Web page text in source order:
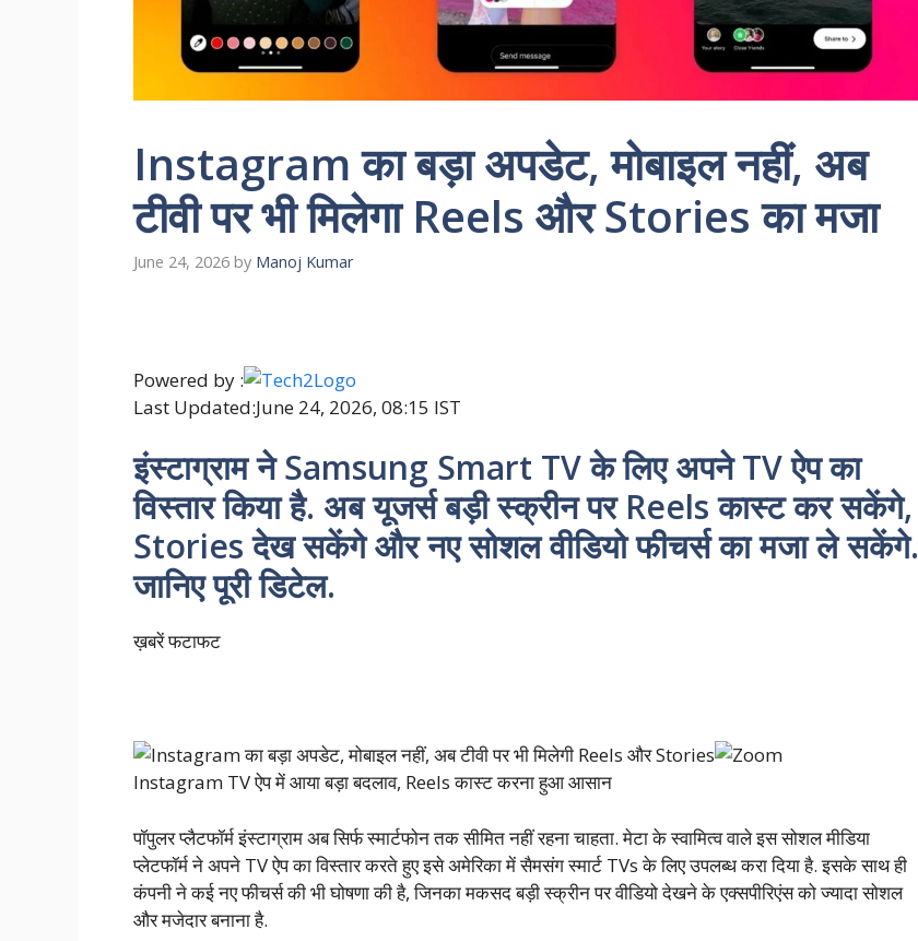
Instagram का बड़ा अपडेट, मोबाइल नहीं, अब
टीवी पर भी मिलेगा Reels और Stories का मजा
June 24, 2026 by Manoj Kumar
Powered by :
Last Updated:June 24, 2026, 08:15 IST
इंस्टाग्राम ने Samsung Smart TV के लिए अपने TV ऐप का
विस्तार किया है. अब यूजर्स बड़ी स्क्रीन पर Reels कास्ट कर सकेंगे,
Stories देख सकेंगे और नए सोशल वीडियो फीचर्स का मजा ले सकेंगे.
जानिए पूरी डिटेल.
ख़बरें फटाफट
Instagram TV ऐप में आया बड़ा बदलाव, Reels कास्ट करना हुआ आसान
पॉपुलर प्लैटफॉर्म इंस्टाग्राम अब सिर्फ स्मार्टफोन तक सीमित नहीं रहना चाहता. मेटा के स्वामित्व वाले इस सोशल मीडिया
प्लेटफॉर्म ने अपने TV ऐप का विस्तार करते हुए इसे अमेरिका में सैमसंग स्मार्ट TVs के लिए उपलब्ध करा दिया है. इसके साथ ही
कंपनी ने कई नए फीचर्स की भी घोषणा की है, जिनका मकसद बड़ी स्क्रीन पर वीडियो देखने के एक्सपीरिएंस को ज्यादा सोशल
और मजेदार बनाना है.